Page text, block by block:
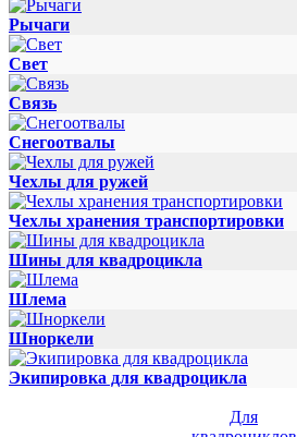
Рычаги
Свет
Связь
Снегоотвалы
Чехлы для ружей
Чехлы хранения транспортировки
Шины для квадроцикла
Шлема
Шноркели
Экипировка для квадроцикла
Для